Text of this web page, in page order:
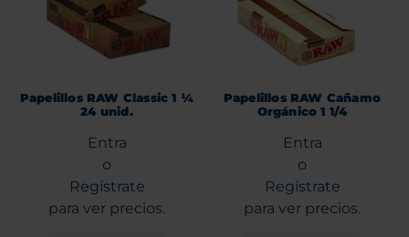
Papelillos RAW Classic 1 ¼
24 unid.
Entra
o
Regístrate
para ver precios.
Papelillos RAW Cañamo
Orgánico 1 1/4
Entra
o
Regístrate
para ver precios.